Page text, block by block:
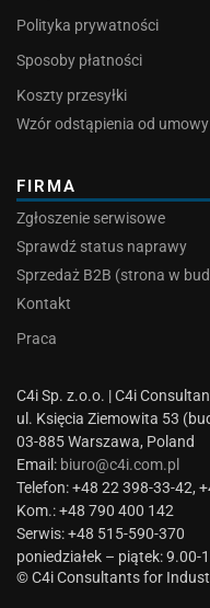
Polityka prywatności
Sposoby płatności
Koszty przesyłki
Wzór odstąpienia od umowy
FIRMA
Zgłoszenie serwisowe
Sprawdź status naprawy
Sprzedaż B2B (strona w
Kontakt
Praca
C4i Sp. z.o.o. | C4i
ul. Księcia Ziemowita 53
03-885 Warszawa, Poland
Email: biuro@c4i.com.pl
Telefon: +48 22 398-33-42,
Kom.: +48 790 400 142
Serwis: +48 515-590-370
poniedziałek – piątek: 9.00-
© C4i Consultants for